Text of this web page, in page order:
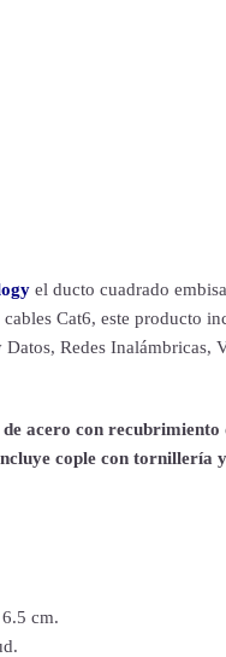
el ducto cuadrado
cables Cat6, este producto
Datos, Redes
acero con
cople con tornillería
cm.